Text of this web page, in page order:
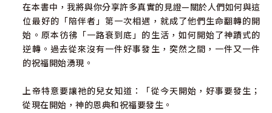
在本書中，我將與你分享許多真實的見證—關於人們如何與這
位最好的「陪伴者」第一次相遇，就成了他們生命翻轉的開
始。原本彷彿「一路衰到底」的生活，如何開始了神蹟式的
逆轉。過去從來沒有一件好事發生，突然之間，一件又一件
的祝福開始湧現。
上帝特意要讓祂的兒女知道：「從今天開始，好事要發生；
從現在開始，神的恩典和祝福要發生。